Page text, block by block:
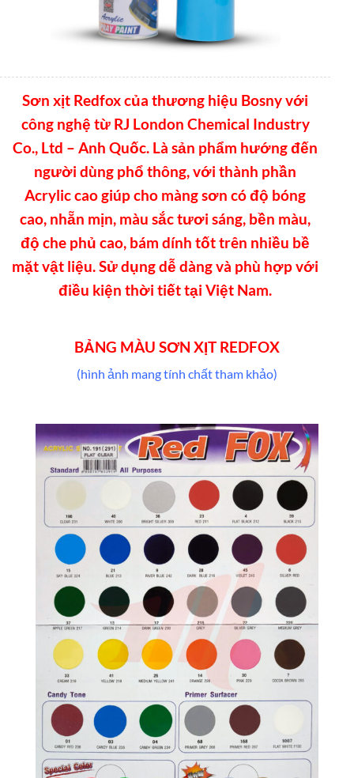
Sơn xịt Redfox của thương hiệu Bosny với
công nghệ từ RJ London Chemical Industry
Co., Ltd – Anh Quốc. Là sản phẩm hướng đến
người dùng phổ thông, với thành phần
Acrylic cao giúp cho màng sơn có độ bóng
cao, nhẵn mịn, màu sắc tươi sáng, bền màu,
độ che phủ cao, bám dính tốt trên nhiều bề
mặt vật liệu. Sử dụng dễ dàng và phù hợp với
điều kiện thời tiết tại Việt Nam.
BẢNG MÀU SƠN XỊT REDFOX
(hình ảnh mang tính chất tham khảo)